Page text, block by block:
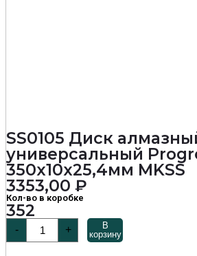
SS0105 Диск
универсальный
350х10х25,4мм MKSS
3353,00 ₽
Кол-во в коробке
352
-
товара
SS0105
+
В
корзину